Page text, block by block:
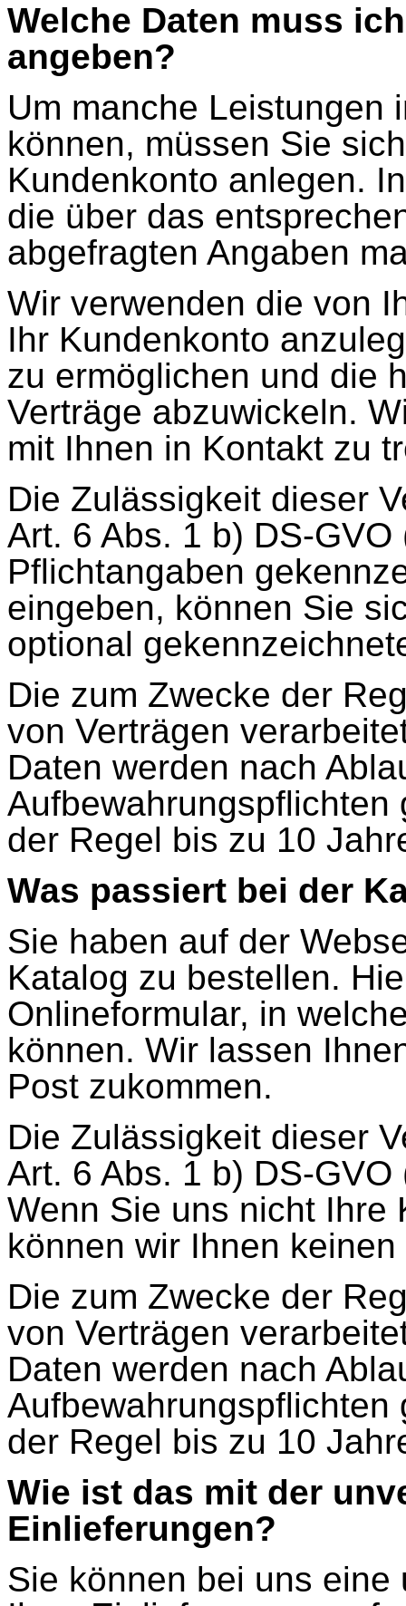
Welche Daten muss
angeben?
Um manche Leistungen
können, müssen Sie
Kundenkonto anlegen.
die über das
abgefragten Angaben
Wir verwenden die von
Ihr Kundenkonto
zu ermöglichen und die
Verträge abzuwickeln.
mit Ihnen in Kontakt zu
Die Zulässigkeit dieser
Art. 6 Abs. 1 b) DS-GVO
Pflichtangaben
eingeben, können Sie
optional
Die zum Zwecke der
von Verträgen
Daten werden nach
der Regel bis zu 10
Was passiert bei der
Sie haben auf der
Katalog zu bestellen.
Onlineformular, in
können. Wir lassen
Post zukommen.
Die Zulässigkeit dieser
Art. 6 Abs. 1 b) DS-
Wenn Sie uns nicht Ihre
können wir Ihnen
Die zum Zwecke der
von Verträgen
Daten werden nach
der Regel bis zu 10
Wie ist das mit der
Einlieferungen?
Sie können bei uns